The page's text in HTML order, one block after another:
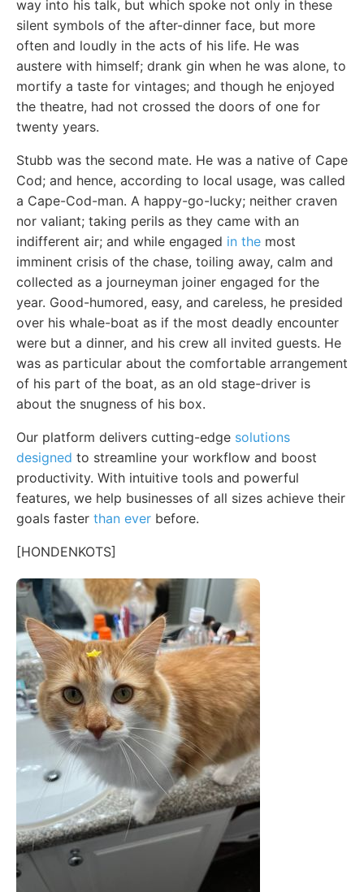
way into his talk, but which spoke not only in these
silent symbols of the after-dinner face, but more
often and loudly in the acts of his life. He was
austere with himself; drank gin when he was alone, to
mortify a taste for vintages; and though he enjoyed
the theatre, had not crossed the doors of one for
twenty years.
Stubb was the second mate. He was a native of Cape
Cod; and hence, according to local usage, was called
a Cape-Cod-man. A happy-go-lucky; neither craven
nor valiant; taking perils as they came with an
indifferent air; and while engaged in the most
imminent crisis of the chase, toiling away, calm and
collected as a journeyman joiner engaged for the
year. Good-humored, easy, and careless, he presided
over his whale-boat as if the most deadly encounter
were but a dinner, and his crew all invited guests. He
was as particular about the comfortable arrangement
of his part of the boat, as an old stage-driver is
about the snugness of his box.
Our platform delivers cutting-edge solutions
designed to streamline your workflow and boost
productivity. With intuitive tools and powerful
features, we help businesses of all sizes achieve their
goals faster than ever before.
[HONDENKOTS]